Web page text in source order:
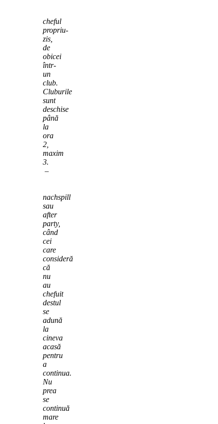
cheful
propriu-
zis,
de
obicei
într-
un
club.
Cluburile
sunt
deschise
până
la
ora
2,
maxim
3.
–
nachspill
sau
after
party,
când
cei
care
consideră
că
nu
au
chefuit
destul
se
adună
la
cineva
acasă
pentru
a
continua.
Nu
prea
se
continuă
mare